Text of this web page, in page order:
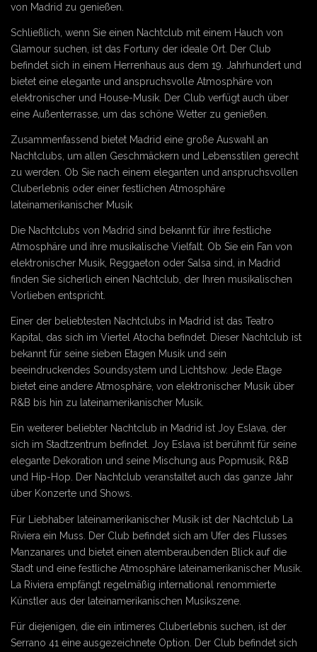
von Madrid zu genießen.
Schließlich, wenn Sie einen Nachtclub mit einem Hauch von
Glamour suchen, ist das Fortuny der ideale Ort. Der Club
befindet sich in einem Herrenhaus aus dem 19. Jahrhundert und
bietet eine elegante und anspruchsvolle Atmosphäre von
elektronischer und House-Musik. Der Club verfügt auch über
eine Außenterrasse, um das schöne Wetter zu genießen.
Zusammenfassend bietet Madrid eine große Auswahl an
Nachtclubs, um allen Geschmäckern und Lebensstilen gerecht
zu werden. Ob Sie nach einem eleganten und anspruchsvollen
Cluberlebnis oder einer festlichen Atmosphäre
lateinamerikanischer Musik
Die Nachtclubs von Madrid sind bekannt für ihre festliche
Atmosphäre und ihre musikalische Vielfalt. Ob Sie ein Fan von
elektronischer Musik, Reggaeton oder Salsa sind, in Madrid
finden Sie sicherlich einen Nachtclub, der Ihren musikalischen
Vorlieben entspricht.
Einer der beliebtesten Nachtclubs in Madrid ist das Teatro
Kapital, das sich im Viertel Atocha befindet. Dieser Nachtclub ist
bekannt für seine sieben Etagen Musik und sein
beeindruckendes Soundsystem und Lichtshow. Jede Etage
bietet eine andere Atmosphäre, von elektronischer Musik über
R&B bis hin zu lateinamerikanischer Musik.
Ein weiterer beliebter Nachtclub in Madrid ist Joy Eslava, der
sich im Stadtzentrum befindet. Joy Eslava ist berühmt für seine
elegante Dekoration und seine Mischung aus Popmusik, R&B
und Hip-Hop. Der Nachtclub veranstaltet auch das ganze Jahr
über Konzerte und Shows.
Für Liebhaber lateinamerikanischer Musik ist der Nachtclub La
Riviera ein Muss. Der Club befindet sich am Ufer des Flusses
Manzanares und bietet einen atemberaubenden Blick auf die
Stadt und eine festliche Atmosphäre lateinamerikanischer Musik.
La Riviera empfängt regelmäßig international renommierte
Künstler aus der lateinamerikanischen Musikszene.
Für diejenigen, die ein intimeres Cluberlebnis suchen, ist der
Serrano 41 eine ausgezeichnete Option. Der Club befindet sich